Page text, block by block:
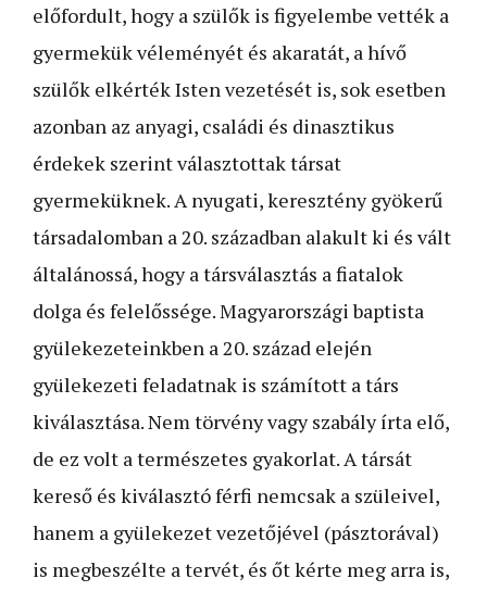
előfordult, hogy a szülők is figyelembe vették a
gyermekük véleményét és akaratát, a hívő
szülők elkérték Isten vezetését is, sok esetben
azonban az anyagi, családi és dinasztikus
érdekek szerint választottak társat
gyermeküknek. A nyugati, keresztény gyökerű
társadalomban a 20. században alakult ki és vált
általánossá, hogy a társválasztás a fiatalok
dolga és felelőssége. Magyarországi baptista
gyülekezeteinkben a 20. század elején
gyülekezeti feladatnak is számított a társ
kiválasztása. Nem törvény vagy szabály írta elő,
de ez volt a természetes gyakorlat. A társát
kereső és kiválasztó férfi nemcsak a szüleivel,
hanem a gyülekezet vezetőjével (pásztorával)
is megbeszélte a tervét, és őt kérte meg arra is,